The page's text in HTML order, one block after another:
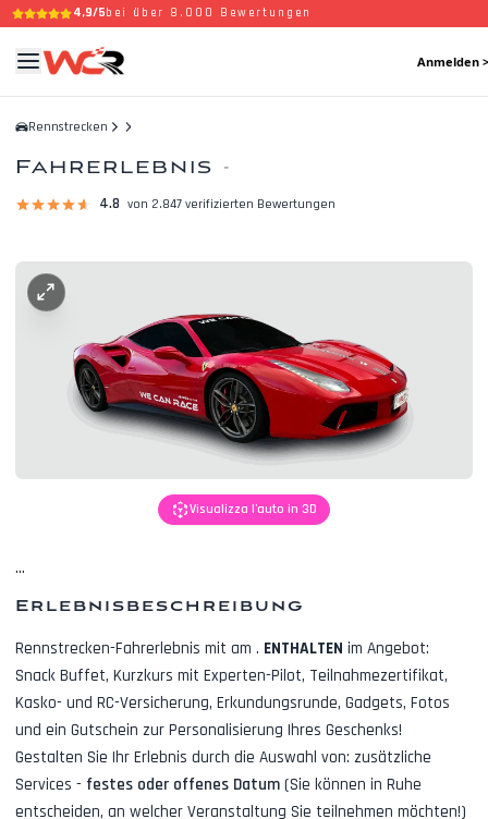
4,9/5bei über 8.000 Bewertungen
Anmelden >
Rennstrecken
Fahrerlebnis -
4.8 von 2.847 verifizierten Bewertungen
Visualizza l'auto in 3D
...
Erlebnisbeschreibung
Rennstrecken-Fahrerlebnis mit am . ENTHALTEN im Angebot:
Snack Buffet, Kurzkurs mit Experten-Pilot, Teilnahmezertifikat,
Kasko- und RC-Versicherung, Erkundungsrunde, Gadgets, Fotos
und ein Gutschein zur Personalisierung Ihres Geschenks!
Gestalten Sie Ihr Erlebnis durch die Auswahl von: zusätzliche
Services - festes oder offenes Datum (Sie können in Ruhe
entscheiden, an welcher Veranstaltung Sie teilnehmen möchten!)